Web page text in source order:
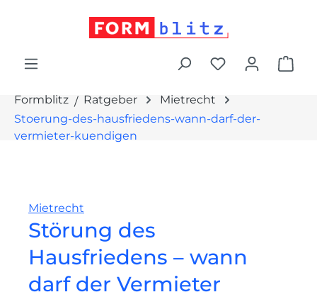
Formblitz Ratgeber
Mietrecht
Stoerung-des-hausfriedens-wann-darf-der-
vermieter-kuendigen
Mietrecht
Störung des
Hausfriedens – wann
darf der Vermieter